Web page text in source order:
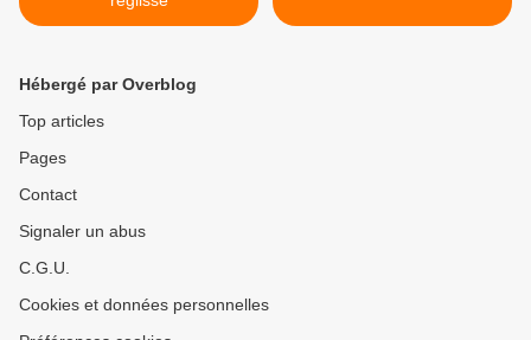
Hébergé par Overblog
Top articles
Pages
Contact
Signaler un abus
C.G.U.
Cookies et données personnelles